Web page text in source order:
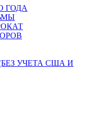
ГОДА
УЧЕТА США И